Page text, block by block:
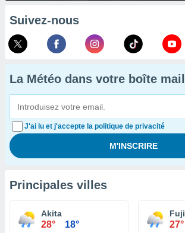
Suivez-nous
La Météo dans votre boîte mail
J'ai lu et j'accepte la politique de privacité
Principales villes
Akita
28° 18°
Fuji
27°